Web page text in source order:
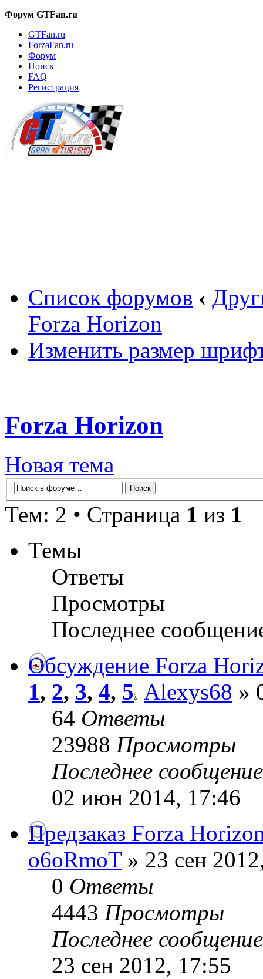
Форум GTFan.ru
GTFan.ru
ForzaFan.ru
Форум
Поиск
FAQ
Регистрация
Список форумов ‹
Forza Horizon
Изменить размер
Forza Horizon
Новая тема
Тем: 2 • Страница 1 из 1
Темы
Ответы
Просмотры
Последнее
Обсуждение Forza
1, 2, 3, 4, 5 Alexys68 »
64 Ответы
23988 Просмотры
Последнее
02 июн 2014, 17:46
Предзаказ Forza
o6oRmoT» 23 сен
0 Ответы
4443 Просмотры
Последнее
23 сен 2012, 17:55